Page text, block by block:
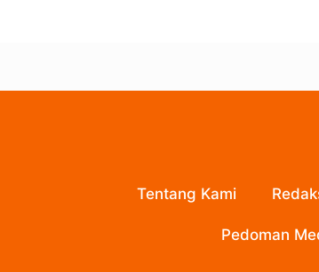
Tentang Kami
Pedoman